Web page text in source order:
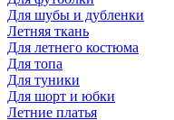
Для шубы и дубленки
Летняя ткань
Для летнего костюма
Для топа
Для туники
Для шорт и юбки
Летние платья